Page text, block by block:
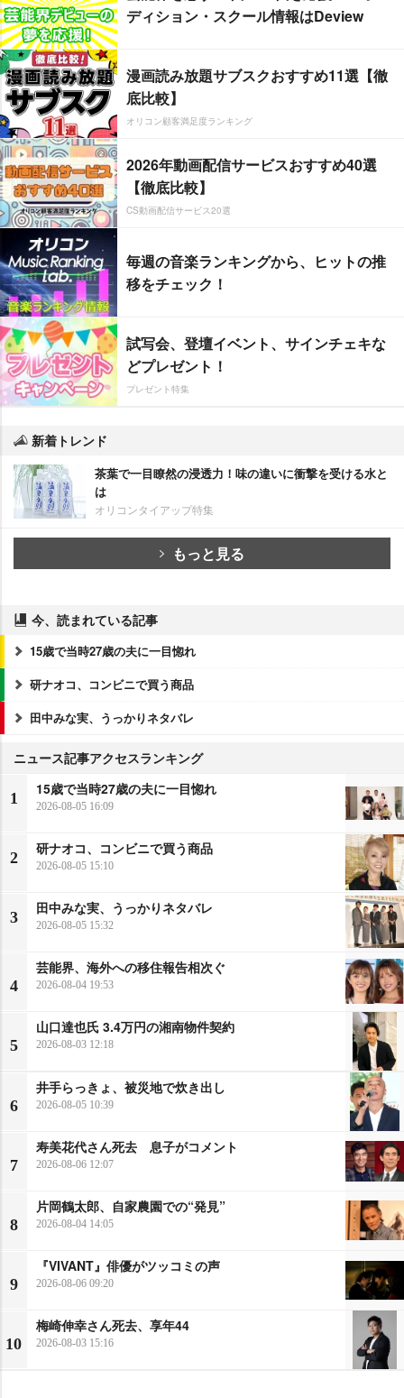
ディション・スクール情報はDeview
漫画読み放題サブスクおすすめ11選【徹
底比較】
オリコン顧客満足度ランキング
2026年動画配信サービスおすすめ40選
【徹底比較】
CS動画配信サービス20選
毎週の音楽ランキングから、ヒットの推
移をチェック！
試写会、登壇イベント、サインチェキな
どプレゼント！
プレゼント特集
新着トレンド
茶葉で一目瞭然の浸透力！味の違いに衝撃を受ける水と
は
オリコンタイアップ特集
もっと見る
今、読まれている記事
15歳で当時27歳の夫に一目惚れ
研ナオコ、コンビニで買う商品
田中みな実、うっかりネタバレ
ニュース記事アクセスランキング
1
15歳で当時27歳の夫に一目惚れ
2026-08-05 16:09
2
研ナオコ、コンビニで買う商品
2026-08-05 15:10
3
田中みな実、うっかりネタバレ
2026-08-05 15:32
4
芸能界、海外への移住報告相次ぐ
2026-08-04 19:53
5
山口達也氏 3.4万円の湘南物件契約
2026-08-03 12:18
6
井手らっきょ、被災地で炊き出し
2026-08-05 10:39
7
寿美花代さん死去 息子がコメント
2026-08-06 12:07
8
片岡鶴太郎、自家農園での“発見”
2026-08-04 14:05
9
『VIVANT』俳優がツッコミの声
2026-08-06 09:20
10
梅崎伸幸さん死去、享年44
2026-08-03 15:16